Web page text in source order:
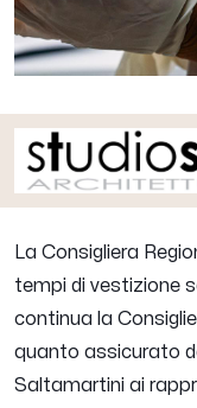
La Consigliera
tempi di vestizione
continua la
quanto assicurato
Saltamartini ai